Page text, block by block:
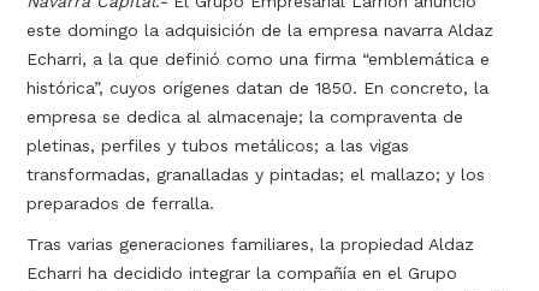
este domingo la adquisición de la empresa navarra Aldaz
Echarri, a la que definió como una firma “emblemática e
histórica”, cuyos orígenes datan de 1850. En concreto, la
empresa se dedica al almacenaje; la compraventa de
pletinas, perfiles y tubos metálicos; a las vigas
transformadas, granalladas y pintadas; el mallazo; y los
preparados de ferralla.
Tras varias generaciones familiares, la propiedad Aldaz
Echarri ha decidido integrar la compañía en el Grupo